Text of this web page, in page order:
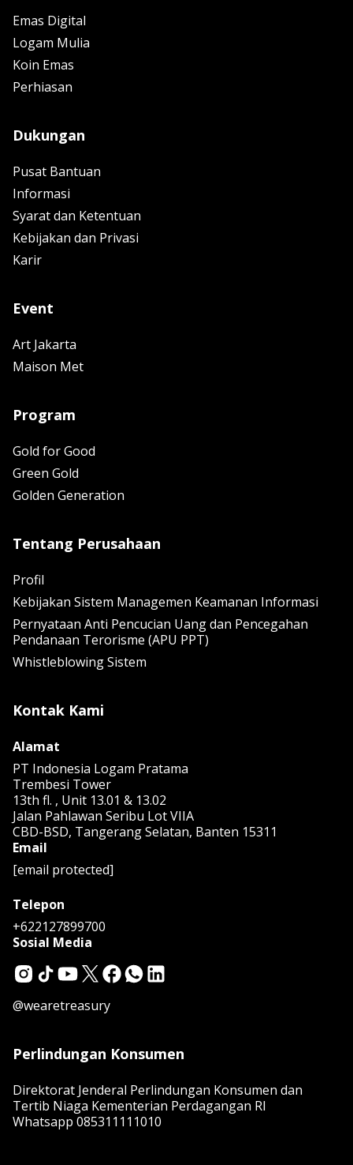
Emas Digital
Logam Mulia
Koin Emas
Perhiasan
Dukungan
Pusat Bantuan
Informasi
Syarat dan Ketentuan
Kebijakan dan Privasi
Karir
Event
Art Jakarta
Maison Met
Program
Gold for Good
Green Gold
Golden Generation
Tentang Perusahaan
Profil
Kebijakan Sistem Managemen Keamanan Informasi
Pernyataan Anti Pencucian Uang dan Pencegahan
Pendanaan Terorisme (APU PPT)
Whistleblowing Sistem
Kontak Kami
Alamat
PT Indonesia Logam Pratama
Trembesi Tower
13th fl. , Unit 13.01 & 13.02
Jalan Pahlawan Seribu Lot VIIA
CBD-BSD, Tangerang Selatan, Banten 15311
Email
[email protected]
Telepon
+622127899700
Sosial Media
@wearetreasury
Perlindungan Konsumen
Direktorat Jenderal Perlindungan Konsumen dan
Tertib Niaga Kementerian Perdagangan RI
Whatsapp 085311111010